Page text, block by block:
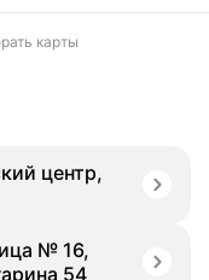
карты
центр,
№ 16,
54